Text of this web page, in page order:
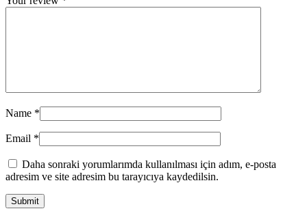
Name *
Email *
Daha sonraki yorumlarımda kullanılması için adım, e-posta
adresim ve site adresim bu tarayıcıya kaydedilsin.